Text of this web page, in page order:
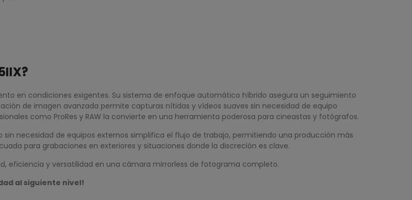
en condiciones exigentes. Su sistema de enfoque automático híbrido asegura un seguimiento
de imagen avanzada permite capturas nítidas y vídeos suaves sin necesidad de equipo
como ProRes y RAW la convierte en una herramienta poderosa para cineastas y fotógrafos.
necesidad de equipos externos simplifica el flujo de trabajo, permitiendo una producción más
para grabaciones en exteriores y situaciones donde la discreción es clave.
eficiencia y versatilidad en una cámara mirrorless de fotograma completo.
al siguiente nivel!